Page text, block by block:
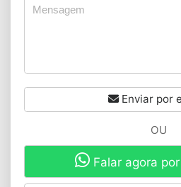
Enviar por
OU
Falar agora